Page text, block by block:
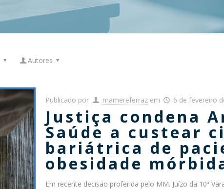
Autores
Publicado por mamereferraz em 6 de fevereiro
Justiça condena
Saúde a custear
bariátrica de
obesidade
Em recente decisão proferida pelo MM. Juízo da 10ª